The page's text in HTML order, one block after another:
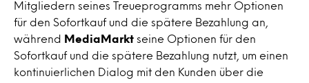
Mitgliedern seines Treueprogramms mehr Optionen
für den Sofortkauf und die spätere Bezahlung an,
während
MediaMarkt seine Optionen für den
Sofortkauf und die spätere Bezahlung nutzt, um einen
kontinuierlichen Dialog mit den Kunden über die